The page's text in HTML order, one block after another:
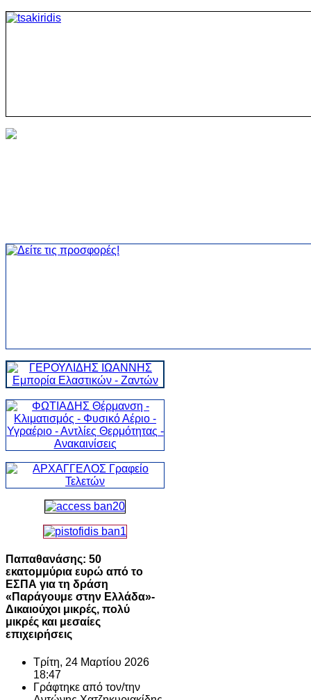
Παπαθανάσης: 50
εκατομμύρια ευρώ από το
ΕΣΠΑ για τη δράση
«Παράγουμε στην Ελλάδα»-
Δικαιούχοι μικρές, πολύ
μικρές και μεσαίες
επιχειρήσεις
Τρίτη, 24 Μαρτίου 2026
18:47
Γράφτηκε από τον/την